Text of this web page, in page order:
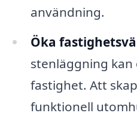
användning.
Öka
stenläggning
fastighet. Att
funktionell